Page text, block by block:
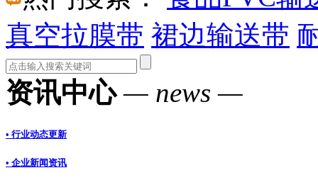
真空拉膜带 裙边输送带
资讯中心— news —
• 行业动态更新
• 企业新闻资讯